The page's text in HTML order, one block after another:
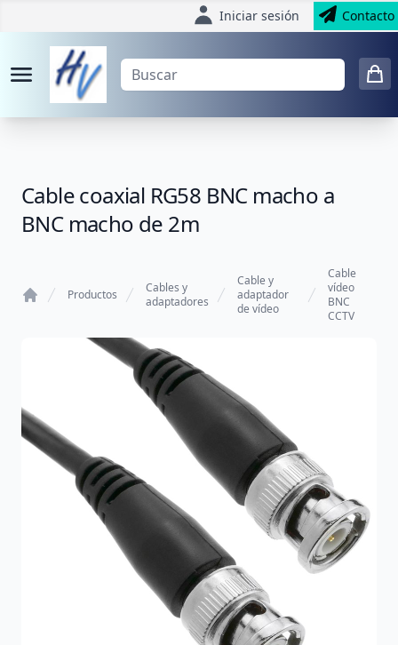
Iniciar sesión Contacto
Cable coaxial RG58 BNC macho a
BNC macho de 2m
Productos
Cables y
adaptadores
Cable y
adaptador
de vídeo
Cable
vídeo
BNC
CCTV